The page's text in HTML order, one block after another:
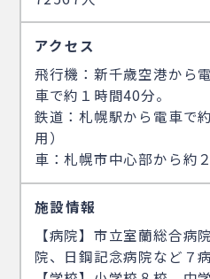
アクセス
飛行機：新千歳空港から
車で約１時間40分。
鉄道：札幌駅から電車で
用）
車：札幌市中心部から約
施設情報
【病院】市立室蘭総合病
院、日鋼記念病院など７